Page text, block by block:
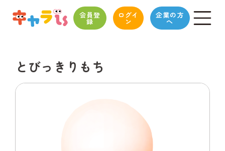
会員登
録
ログイ
ン
企業の方
へ
とびっきりもち